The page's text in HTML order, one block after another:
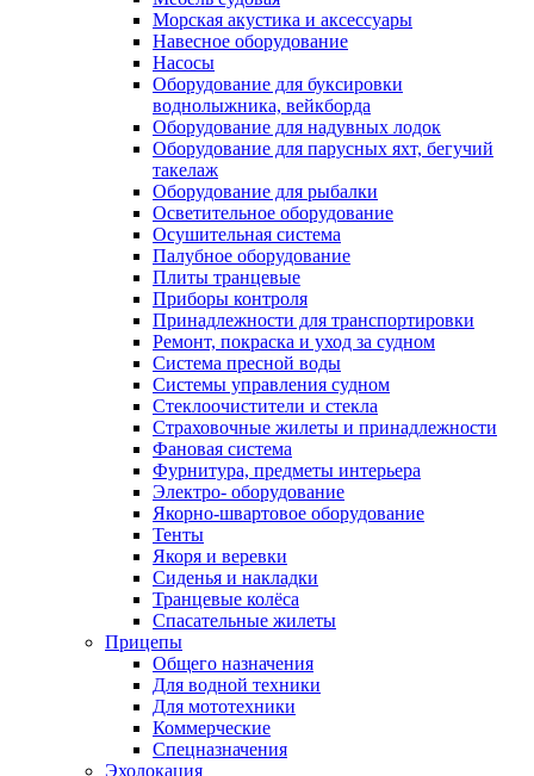
Морская акустика и аксессуары
Навесное оборудование
Насосы
Оборудование для буксировки
воднолыжника, вейкборда
Оборудование для надувных лодок
Оборудование для парусных яхт, бегучий
такелаж
Оборудование для рыбалки
Осветительное оборудование
Осушительная система
Палубное оборудование
Плиты транцевые
Приборы контроля
Принадлежности для транспортировки
Ремонт, покраска и уход за судном
Система пресной воды
Системы управления судном
Стеклоочистители и стекла
Страховочные жилеты и принадлежности
Фановая система
Фурнитура, предметы интерьера
Электро- оборудование
Якорно-швартовое оборудование
Тенты
Якоря и веревки
Сиденья и накладки
Транцевые колёса
Спасательные жилеты
Прицепы
Общего назначения
Для водной техники
Для мототехники
Коммерческие
Спецназначения
Эхолокация